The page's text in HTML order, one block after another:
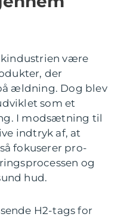
være
der
ældning. Dog blev
som et
I modsætning til
indtryk af, at
fokuserer pro-
og
hud.
H2-tags for